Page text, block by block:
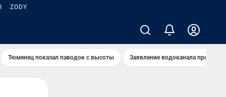
ZODY
Тюменец показал паводок с высоты Заявление водоканала про